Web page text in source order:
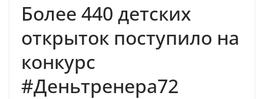
Более 440 детских
открыток поступило на
конкурс
#Деньтренера72